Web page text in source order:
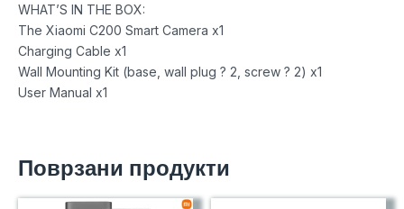
WHAT’S IN THE BOX:
The Xiaomi C200 Smart Camera x1
Charging Cable x1
Wall Mounting Kit (base, wall plug ? 2, screw ? 2) x1
User Manual x1
Поврзани продукти